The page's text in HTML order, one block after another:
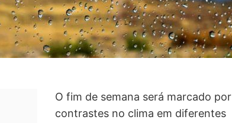
O fim de semana será marcado por
contrastes no clima em diferentes